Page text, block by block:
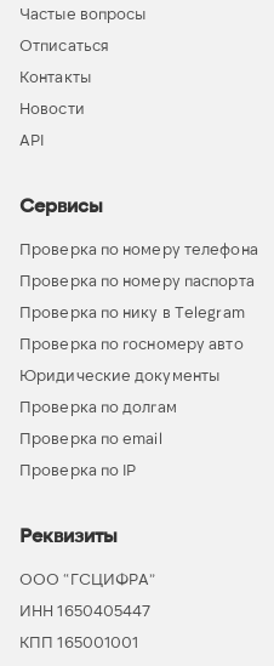
Частые вопросы
Отписаться
Контакты
Новости
API
Сервисы
Проверка по номеру телефона
Проверка по номеру паспорта
Проверка по нику в Telegram
Проверка по госномеру авто
Юридические документы
Проверка по долгам
Проверка по email
Проверка по IP
Реквизиты
ООО “ГСЦИФРА”
ИНН 1650405447
КПП 165001001